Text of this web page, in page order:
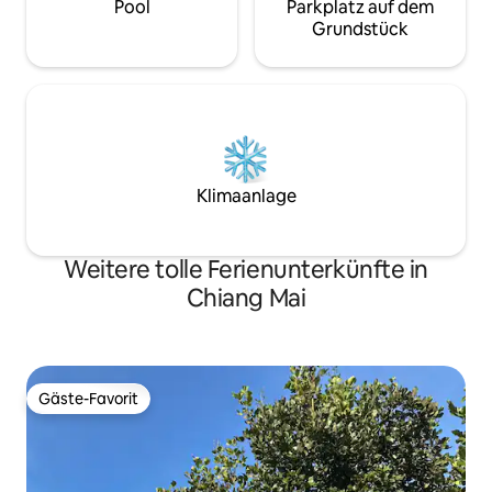
Pool
Parkplatz auf dem
Grundstück
Klimaanlage
Weitere tolle Ferienunterkünfte in
Chiang Mai
Gäste-Favorit
Gäste-Favorit